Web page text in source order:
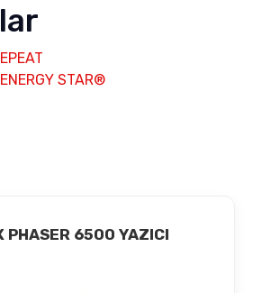
EPEAT
ENERGY STAR®
PHASER 6500 YAZICI